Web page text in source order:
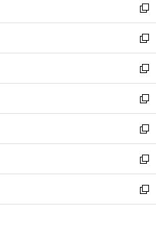
く
で
開
く
ド
ウ
で
開
く
ィ
ン
ド
ウ
で
開
く
い
ウ
ィ
ン
ド
ウ
で
開
く
新
し
い
ウ
ィ
ン
ド
ウ
で
開
く
新
し
い
ウ
ィ
ン
ド
ウ
で
開
く
新
し
い
ウ
ィ
ン
ド
ウ
で
開
新
し
い
ウ
ィ
ン
ド
ウ
新
し
い
ウ
ィ
ン
新
し
い
ウ
新
し